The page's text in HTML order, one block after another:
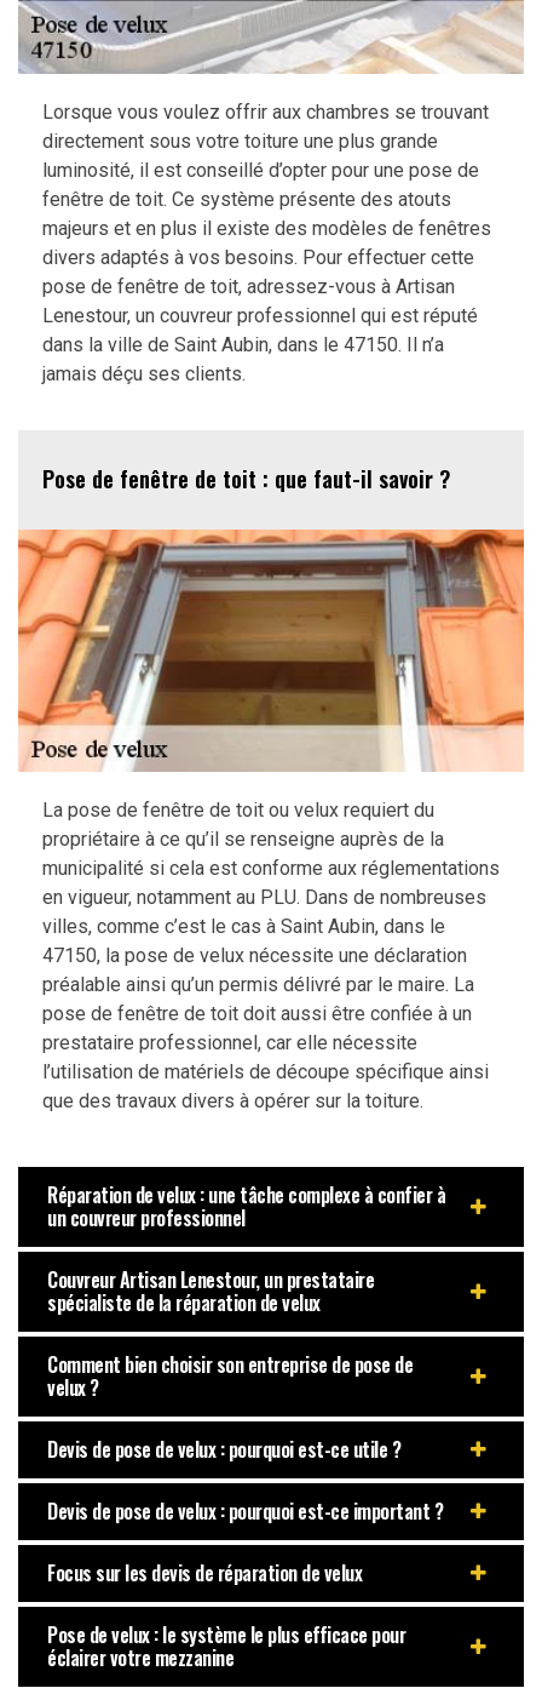
Lorsque vous voulez offrir aux chambres se trouvant
directement sous votre toiture une plus grande
luminosité, il est conseillé d’opter pour une pose de
fenêtre de toit. Ce système présente des atouts
majeurs et en plus il existe des modèles de fenêtres
divers adaptés à vos besoins. Pour effectuer cette
pose de fenêtre de toit, adressez-vous à Artisan
Lenestour, un couvreur professionnel qui est réputé
dans la ville de Saint Aubin, dans le 47150. Il n’a
jamais déçu ses clients.
Pose de fenêtre de toit : que faut-il savoir ?
La pose de fenêtre de toit ou velux requiert du
propriétaire à ce qu’il se renseigne auprès de la
municipalité si cela est conforme aux réglementations
en vigueur, notamment au PLU. Dans de nombreuses
villes, comme c’est le cas à Saint Aubin, dans le
47150, la pose de velux nécessite une déclaration
préalable ainsi qu’un permis délivré par le maire. La
pose de fenêtre de toit doit aussi être confiée à un
prestataire professionnel, car elle nécessite
l’utilisation de matériels de découpe spécifique ainsi
que des travaux divers à opérer sur la toiture.
Réparation de velux : une tâche complexe à confier à
un couvreur professionnel
Couvreur Artisan Lenestour, un prestataire
spécialiste de la réparation de velux
Comment bien choisir son entreprise de pose de
velux ?
Devis de pose de velux : pourquoi est-ce utile ?
Devis de pose de velux : pourquoi est-ce important ?
Focus sur les devis de réparation de velux
Pose de velux : le système le plus efficace pour
éclairer votre mezzanine